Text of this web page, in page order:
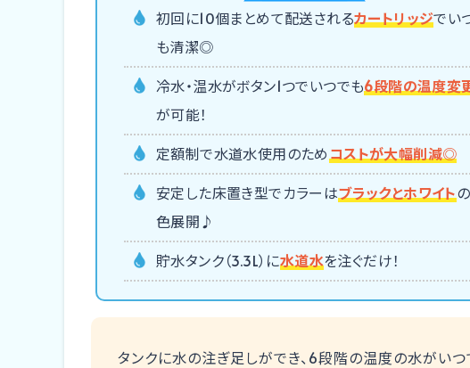
初回に10個まとめて配送されるカートリッジでい
も清潔◎
冷水・温水がボタン1つでいつでも6段階の温度変
が可能！
定額制で水道水使用のため コストが大幅削減◎
安定した床置き型でカラーはブラックとホワイト
色展開♪
貯水タンク（3.3L）に水道水を注ぐだけ！
タンクに水の注ぎ足しができ、6段階の温度の水がいつ